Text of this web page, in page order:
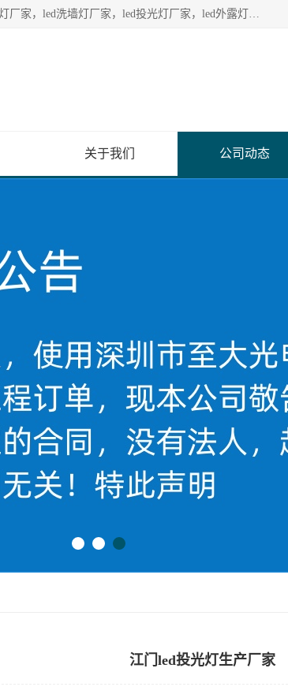
深圳至大光电有限公司生产供应：led护栏管厂家，led点光源厂家，led天花灯厂家，led洗墙灯厂家，led投光灯厂家，led外露灯串厂家， led模组厂家，led控制器厂家，led流星管厂家，led灯带厂家专业生产LED广告招牌照明灯具。
关于我们 公司动态
江门led投光灯生产厂家